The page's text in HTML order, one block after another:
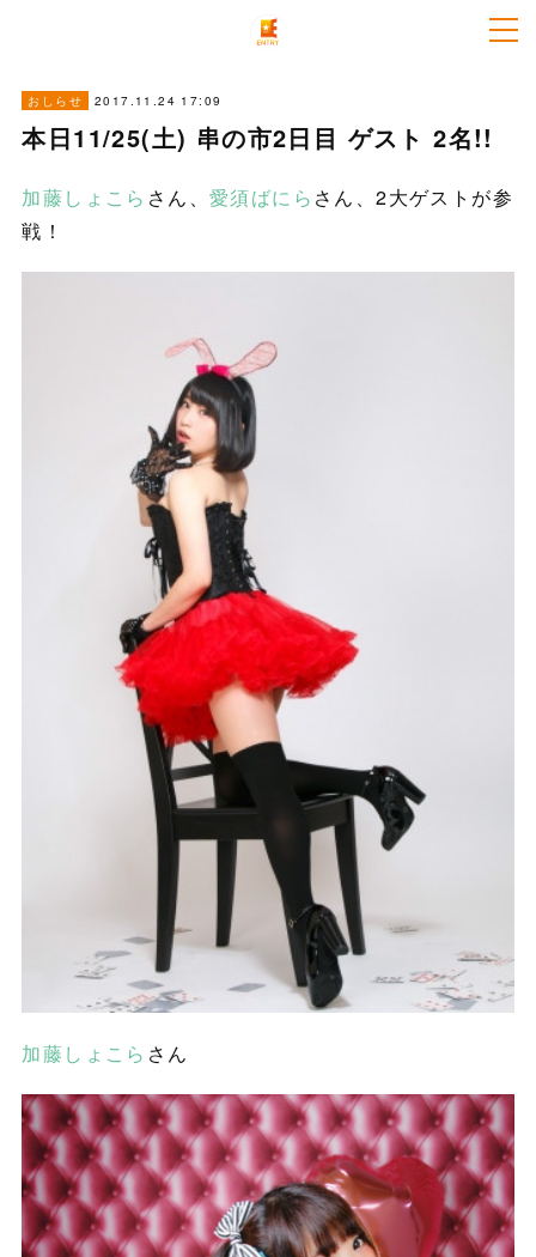
おしらせ 2017.11.24 17:09
本日11/25(土) 串の市2日目 ゲスト 2名!!
加藤しょこら さん、 愛須ばにら さん、2大ゲストが参
戦！
加藤しょこら さん